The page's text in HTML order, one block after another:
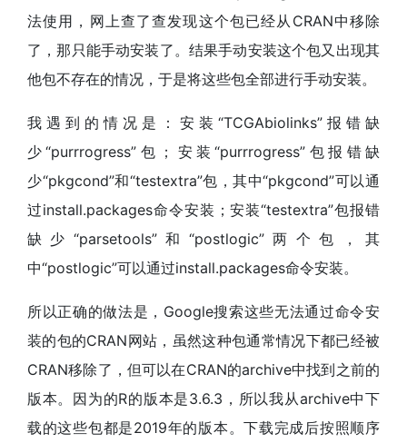
法使用，网上查了查发现这个包已经从CRAN中移除
了，那只能手动安装了。结果手动安装这个包又出现其
他包不存在的情况，于是将这些包全部进行手动安装。
我遇到的情况是：安装“TCGAbiolinks”报错缺
少“purrrogress”包；安装“purrrogress”包报错缺
少“pkgcond”和“testextra”包，其中“pkgcond”可以通
过install.packages命令安装；安装“testextra”包报错
缺少“parsetools”和“postlogic”两个包，其
中“postlogic”可以通过install.packages命令安装。
所以正确的做法是，Google搜索这些无法通过命令安
装的包的CRAN网站，虽然这种包通常情况下都已经被
CRAN移除了，但可以在CRAN的archive中找到之前的
版本。因为的R的版本是3.6.3，所以我从archive中下
载的这些包都是2019年的版本。下载完成后按照顺序